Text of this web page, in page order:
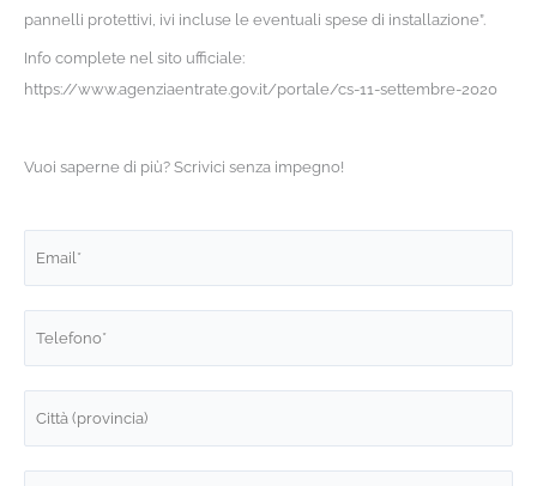
pannelli protettivi, ivi incluse le eventuali spese di installazione”.
Info complete nel sito ufficiale:
https://www.agenziaentrate.gov.it/portale/cs-11-settembre-2020
Vuoi saperne di più? Scrivici senza impegno!